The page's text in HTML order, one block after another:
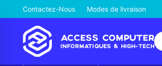
Contactez-Nous Modes de livraison